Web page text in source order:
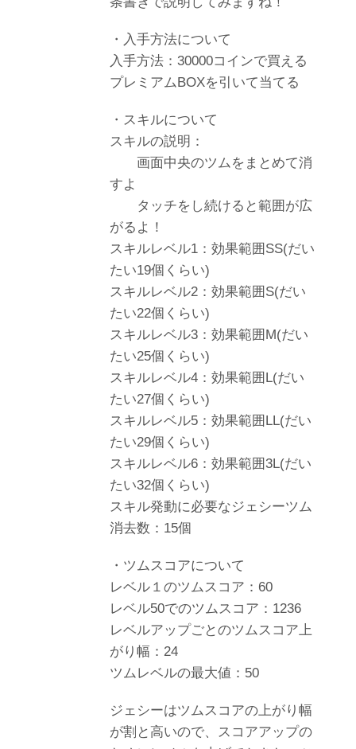
・入手方法について
入手方法：30000コインで買える
プレミアムBOXを引いて当てる
・スキルについて
スキルの説明：
画面中央のツムをまとめて消
すよ
タッチをし続けると範囲が広
がるよ！
スキルレベル1：効果範囲SS(だい
たい19個くらい)
スキルレベル2：効果範囲S(だい
たい22個くらい)
スキルレベル3：効果範囲M(だい
たい25個くらい)
スキルレベル4：効果範囲L(だい
たい27個くらい)
スキルレベル5：効果範囲LL(だい
たい29個くらい)
スキルレベル6：効果範囲3L(だい
たい32個くらい)
スキル発動に必要なジェシーツム
消去数：15個
・ツムスコアについて
レベル１のツムスコア：60
レベル50でのツムスコア：1236
レベルアップごとのツムスコア上
がり幅：24
ツムレベルの最大値：50
ジェシーはツムスコアの上がり幅
が割と高いので、スコアアップの